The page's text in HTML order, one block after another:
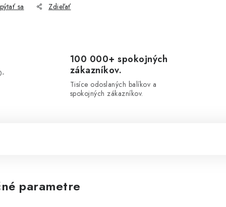
sa Zdieľať
100 000+ spokojných
zákazníkov.
Tisíce odoslaných balíkov a
spokojných zákazníkov.
parametre